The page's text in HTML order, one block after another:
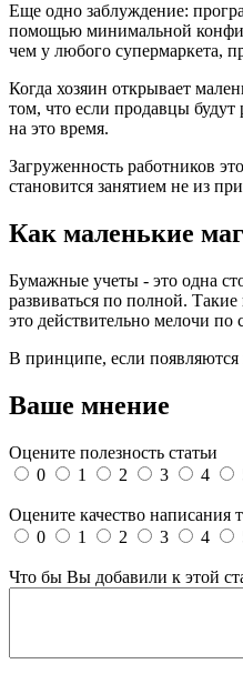
Еще одно заблуждение:
помощью минимальной
чем у любого супермаркета,
Когда хозяин открывает
том, что если продавцы
на это время.
Загруженность работников
становится занятием не из
Как маленькие
Бумажные учеты - это одна
развиваться по полной.
это действительно мелочи
В принципе, если появляются
Ваше мнение
Оцените полезность статьи
0
1 2 3 4
Оцените качество написания
0
1 2 3 4
Что бы Вы добавили к этой